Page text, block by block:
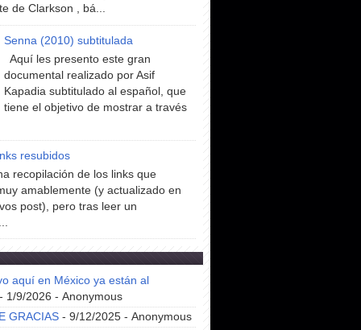
de Clarkson , bá...
Senna (2010) subtitulada
Aquí les presento este gran
documental realizado por Asif
Kapadia subtitulado al español, que
tiene el objetivo de mostrar a través
resubidos
recopilación de los links que
amablemente (y actualizado en
post), pero tras leer un
aquí en México ya están al
1/9/2026 - Anonymous
GRACIAS - 9/12/2025 - Anonymous